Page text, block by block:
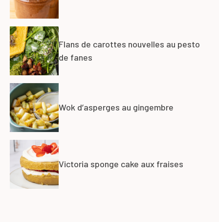
Flans de carottes nouvelles au pesto
de fanes
Wok d’asperges au gingembre
Victoria sponge cake aux fraises